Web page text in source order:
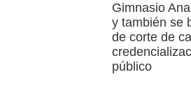
Gimnasio
y también se
de corte de
público